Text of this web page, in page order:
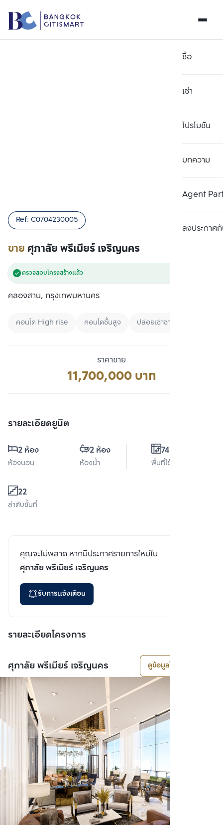
ซื้อ
เช่า
โปรโมชัน
บทความ
Agent
ลงประกาศกั
ขาย ศุภาลัย พรีเมียร์ เจริญนคร
Ref: C0704230005
ตรวจสอบโครงสร้างแล้ว
คลองสาน, กรุงเทพมหานคร
คอนโด High rise คอนโดชั้นสูง ปล่อยเช่าชาวต่างชาติ
ราคาขาย
11,700,000 บาท
รายละเอียดยูนิต
2 ห้อง
ห้องนอน
2 ห้อง
ห้องน้ำ
74.5 ตร.ม.
พื้นที่ใช้สอย
22
ลำดับชั้นที่
คุณจะไม่พลาด หากมีประกาศรายการใหม่ใน
ศุภาลัย พรีเมียร์ เจริญนคร
รับการแจ้งเตือน
รายละเอียดโครงการ
ศุภาลัย พรีเมียร์ เจริญนคร ดูข้อมูลโครงการ
เปรียบเทียบ